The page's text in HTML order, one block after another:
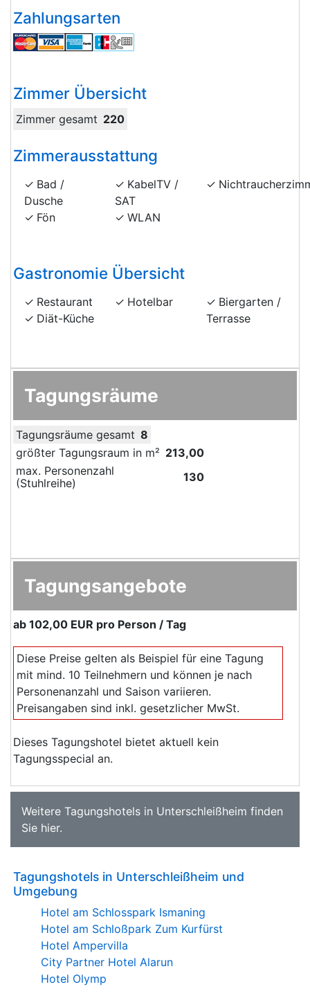
Zahlungsarten
Zimmer Übersicht
Zimmer gesamt 220
Zimmerausstattung
Bad /
Dusche
Fön
KabelTV /
SAT
WLAN
Gastronomie Übersicht
Restaurant
Diät-Küche
Hotelbar
Biergarten /
Terrasse
Tagungsräume
Tagungsräume gesamt 8
größter Tagungsraum in m² 213,00
max. Personenzahl
(Stuhlreihe)
130
Tagungsangebote
ab 102,00 EUR pro Person / Tag
Diese Preise gelten als Beispiel für eine Tagung
mit mind. 10 Teilnehmern und können je nach
Personenanzahl und Saison variieren.
Preisangaben sind inkl. gesetzlicher MwSt.
Dieses Tagungshotel bietet aktuell kein
Tagungsspecial an.
Weitere Tagungshotels in Unterschleißheim finden
Sie hier.
Tagungshotels in Unterschleißheim und
Umgebung
Hotel am Schlosspark Ismaning
Hotel am Schloßpark Zum Kurfürst
Hotel Ampervilla
City Partner Hotel Alarun
Hotel Olymp